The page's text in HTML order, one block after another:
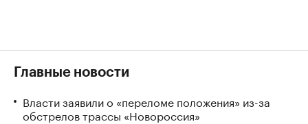
Главные новости
Власти заявили о «переломе положения» из-за
обстрелов трассы «Новороссия»